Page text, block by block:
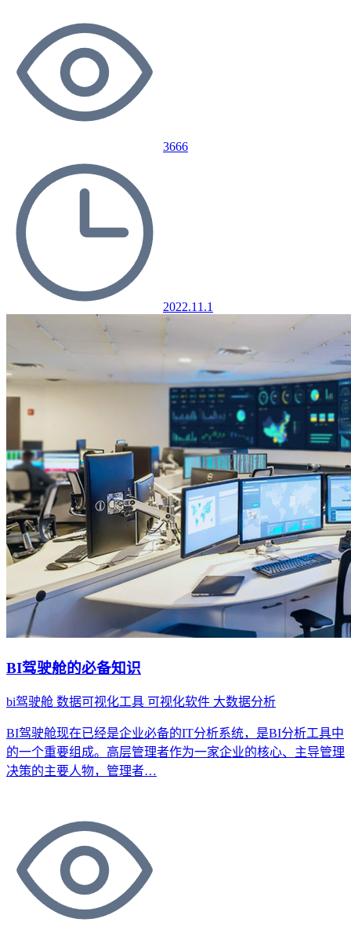
3666
2022.11.1
BI驾驶舱的必备知识
bi驾驶舱 数据可视化工具 可视化软件 大数据分析
BI驾驶舱现在已经是企业必备的IT分析系统，是BI分析工具中
的一个重要组成。高层管理者作为一家企业的核心、主导管理
决策的主要人物，管理者…